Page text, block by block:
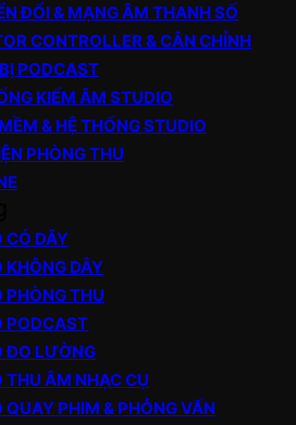
ĐỔI & MẠNG ÂM THANH SỐ
CONTROLLER & CÂN CHỈNH
PODCAST
KIỂM ÂM STUDIO
& HỆ THỐNG STUDIO
PHÒNG THU
CÓ DÂY
KHÔNG DÂY
PHÒNG THU
PODCAST
ĐO LƯỜNG
THU ÂM NHẠC CỤ
QUAY PHIM & PHỎNG VẤN